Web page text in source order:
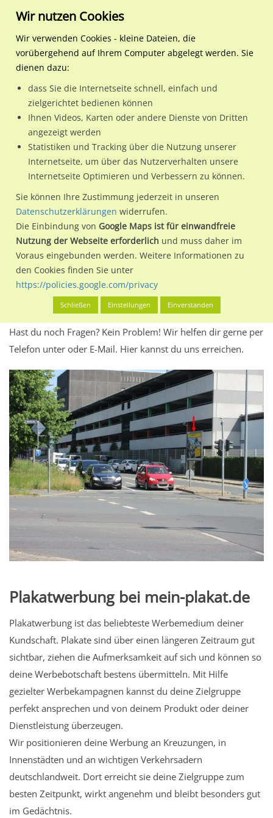
Regionale Plakatwerbung Bayern
FürthBreslauer Str. Nh.
Breslauer Str. Nh. Hardstr. li.
90766 / Fürth / Hardhöhe 1
Nutze günstige Werbemöglichkeiten am Standort Breslauer
Str. Nh. Hardstr. li.im Ortsteil Hardhöhe 1)in Fürth.
Wir erheben für jede unserer Werbeflächen individuelle und
aktuelleStandortinformationenundLeistungswerte
kannst du dich schon vor der Buchung im Detail über den
Standort, seine Reichweite und Werbewirkung sowie
eventuelle Beschränkungen in den zugelassenen
Werbeinhalten informieren.
Alles klar? Dann findest du direkt im unteren Teil dieser Seite
Buchungdes Standorts.
Hast du noch Fragen? Kein Problem! Wir helfen dir gerne per
Telefon unter oder E-Mail. Hier kannst du uns erreichen.
Plakatwerbung bei mein-plakat.de
Plakatwerbung ist das beliebteste Werbemedium deiner
Kundschaft. Plakate sind über einen längeren Zeitraum gut
sichtbar, ziehen die Aufmerksamkeit auf sich und können so
deine Werbebotschaft bestens übermitteln. Mit Hilfe
gezielter Werbekampagnen kannst du deine Zielgruppe
perfekt ansprechen und von deinem Produkt oder deiner
Dienstleistung überzeugen.
Wir positionieren deine Werbung an Kreuzungen, in
Innenstädten und an wichtigen Verkehrsadern
deutschlandweit. Dort erreicht sie deine Zielgruppe zum
besten Zeitpunkt, wirkt angenehm und bleibt besonders gut
im Gedächtnis.
Wir nutzen Cookies
Wir verwenden Cookies - kleine Dateien, die
vorübergehend auf Ihrem Computer abgelegt werden. Sie
dienen dazu:
dass Sie die Internetseite schnell, einfach und
zielgerichtet bedienen können
Ihnen Videos, Karten oder andere Dienste von Dritten
angezeigt werden
Statistiken und Tracking über die Nutzung unserer
Internetseite, um über das Nutzerverhalten unsere
Internetseite Optimieren und Verbessern zu können.
Sie können Ihre Zustimmung jederzeit in unseren
Datenschutzerklärungen widerrufen.
Die Einbindung von Google Maps ist für einwandfreie
Nutzung der Webseite erforderlich und muss daher im
Voraus eingebunden werden. Weitere Informationen zu
den Cookies finden Sie unter
https://policies.google.com/privacy
Schließen Einstellungen Einverstanden